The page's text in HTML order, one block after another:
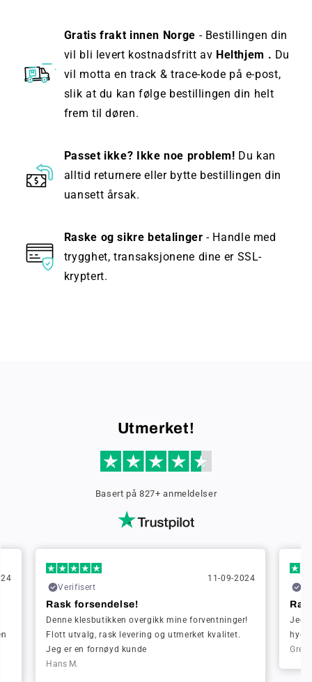
Gratis frakt innen Norge - Bestillingen din
vil bli levert kostnadsfritt av Helthjem . Du
vil motta en track & trace-kode på e-post,
slik at du kan følge bestillingen din helt
frem til døren.
Passet ikke? Ikke noe problem! Du kan
alltid returnere eller bytte bestillingen din
uansett årsak.
Raske og sikre betalinger - Handle med
trygghet, transaksjonene dine er SSL-
kryptert.
Utmerket!
Basert på 827+ anmeldelser
Verifisert
11-09-2024
Rask forsendelse!
Denne klesbutikken overgikk mine forventninger!
Flott utvalg, rask levering og utmerket kvalitet.
Jeg er en fornøyd kunde
Hans M.
Jeg